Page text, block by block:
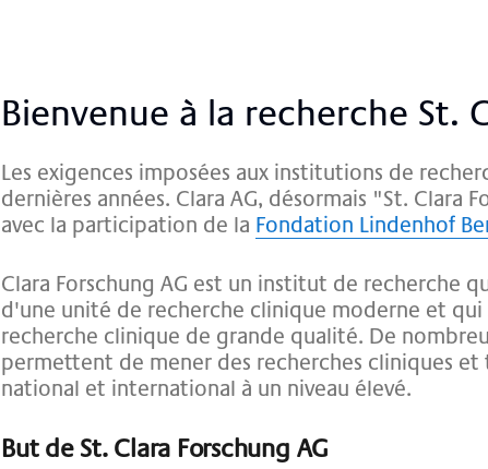
Bi­en­ven­ue à la re­cher­che St.
Les exigences imposées aux institutions de
dernières années. Clara AG, désormais "St. Clara
avec la participation de la Fondation Lindenhof
Clara Forschung AG est un institut de recherche
d'une unité de recherche clinique moderne et
recherche clinique de grande qualité. De
permettent de mener des recherches cliniques
national et international à un niveau élevé.
But de St. Clara Forschung AG